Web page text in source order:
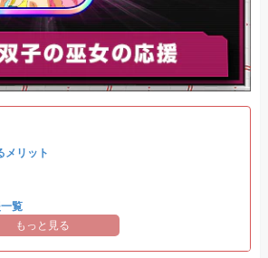
メリット
覧
ランキング
もっと見る